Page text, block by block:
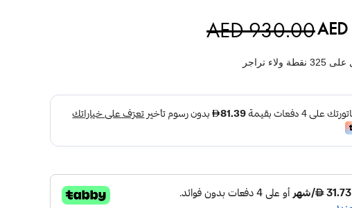
AED 930.00
325 نقطة ولاء تراجر